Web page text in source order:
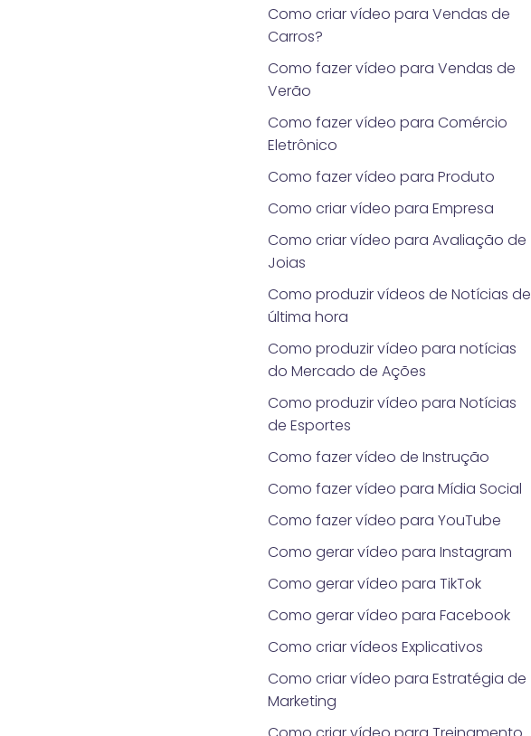
Como criar vídeo para Vendas de
Carros?
Como fazer vídeo para Vendas de
Verão
Como fazer vídeo para Comércio
Eletrônico
Como fazer vídeo para Produto
Como criar vídeo para Empresa
Como criar vídeo para Avaliação de
Joias
Como produzir vídeos de Notícias de
última hora
Como produzir vídeo para notícias
do Mercado de Ações
Como produzir vídeo para Notícias
de Esportes
Como fazer vídeo de Instrução
Como fazer vídeo para Mídia Social
Como fazer vídeo para YouTube
Como gerar vídeo para Instagram
Como gerar vídeo para TikTok
Como gerar vídeo para Facebook
Como criar vídeos Explicativos
Como criar vídeo para Estratégia de
Marketing